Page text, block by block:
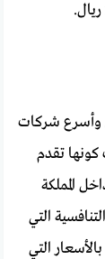
وأسرع شركات
تقدم
المملكة
التي
التي